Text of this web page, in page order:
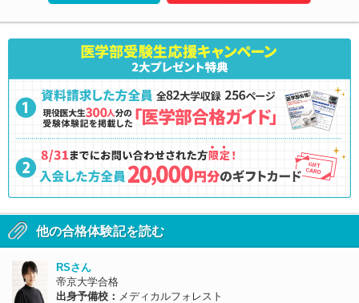
他の合格体験記を読む
RSさん
帝京大学合格
出身予備校： メディカルフォレスト